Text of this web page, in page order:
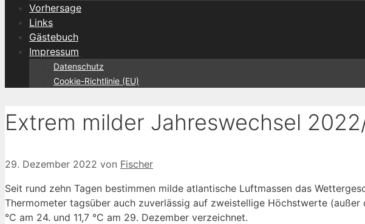
Vorhersage
Links
Gästebuch
Impressum
Datenschutz
Cookie-Richtlinie (EU)
Extrem milder Jahreswechsel
29. Dezember 2022 von Fischer
Seit rund zehn Tagen bestimmen milde atlantische Luftmassen das
Thermometer tagsüber auch zuverlässig auf zweistellige Höchstwerte
°C am 24. und 11,7 °C am 29. Dezember verzeichnet.